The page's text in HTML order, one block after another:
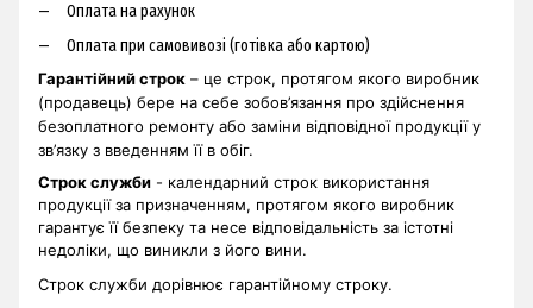
Оплата на рахунок
Оплата при самовивозі (готівка або картою)
Гарантійний строк – це строк, протягом якого виробник
(продавець) бере на себе зобов’язання про здійснення
безоплатного ремонту або заміни відповідної продукції у
зв’язку з введенням її в обіг.
Строк служби - календарний строк використання
продукції за призначенням, протягом якого виробник
гарантує її безпеку та несе відповідальність за істотні
недоліки, що виникли з його вини.
Строк служби дорівнює гарантійному строку.